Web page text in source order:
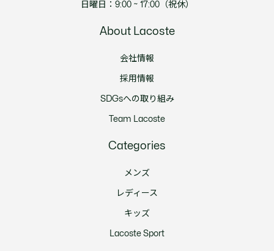
日曜日：9:00 ~ 17:00（祝休）
About Lacoste
会社情報
採用情報
SDGsへの取り組み
Team Lacoste
Categories
メンズ
レディース
キッズ
Lacoste Sport